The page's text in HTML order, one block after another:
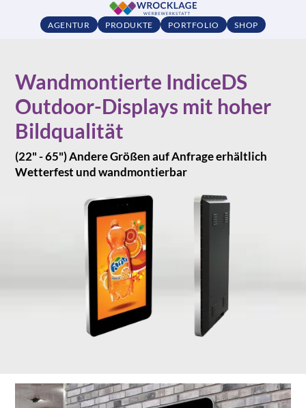
AGENTUR PRODUKTE PORTFOLIO SHOP
Wandmontierte IndiceDS
Outdoor-Displays mit hoher
Bildqualität
(22" - 65") Andere Größen auf Anfrage erhältlich
Wetterfest und wandmontierbar